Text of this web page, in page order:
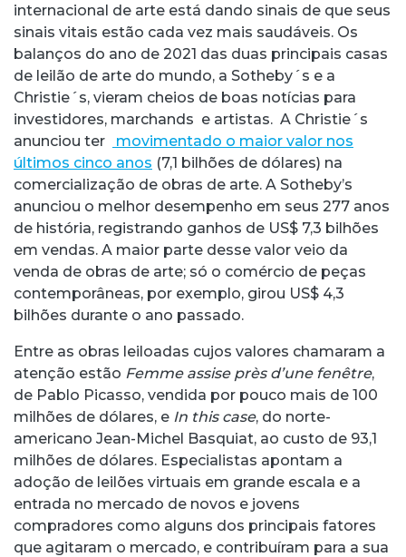
internacional de arte está dando sinais de que seus
sinais vitais estão cada vez mais saudáveis. Os
balanços do ano de 2021 das duas principais casas
de leilão de arte do mundo, a Sotheby´s e a
Christie´s, vieram cheios de boas notícias para
investidores, marchands e artistas. A Christie´s
anunciou ter
movimentado o maior valor nos
últimos cinco anos (7,1 bilhões de dólares) na
comercialização de obras de arte. A Sotheby’s
anunciou o melhor desempenho em seus 277 anos
de história, registrando ganhos de US$ 7,3 bilhões
em vendas. A maior parte desse valor veio da
venda de obras de arte; só o comércio de peças
contemporâneas, por exemplo, girou US$ 4,3
bilhões durante o ano passado.
Entre as obras leiloadas cujos valores chamaram a
atenção estão Femme assise près d’une fenêtre,
de Pablo Picasso, vendida por pouco mais de 100
milhões de dólares, e In this case, do norte-
americano Jean-Michel Basquiat, ao custo de 93,1
milhões de dólares. Especialistas apontam a
adoção de leilões virtuais em grande escala e a
entrada no mercado de novos e jovens
compradores como alguns dos principais fatores
que agitaram o mercado, e contribuíram para a sua